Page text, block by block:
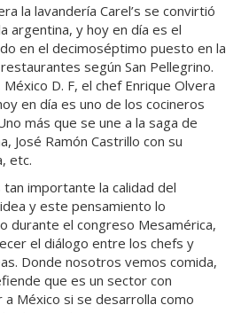
Carel’s se convirtió
argentina, y hoy en día es el
en el decimoséptimo puesto en la
según San Pellegrino.
D. F, el chef Enrique Olvera
en día es uno de los cocineros
más que se une a la saga de
José Ramón Castrillo con su
etc.
importante la calidad del
y este pensamiento lo
durante el congreso Mesamérica,
el diálogo entre los chefs y
Donde nosotros vemos comida,
que es un sector con
México si se desarrolla como